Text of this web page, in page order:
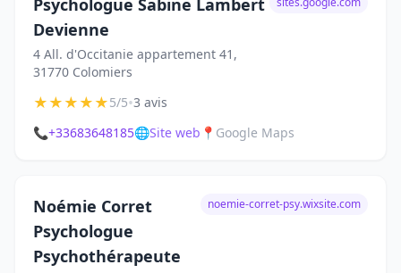
Psychologue Sabine Lambert
Devienne
4 All. d'Occitanie appartement 41,
31770 Colomiers
★★★★★5/5•3 avis
📞+33683648185🌐Site web 📍 Google Maps
Noémie Corret
Psychologue
Psychothérapeute
noemie-corret-psy.wixsite.com